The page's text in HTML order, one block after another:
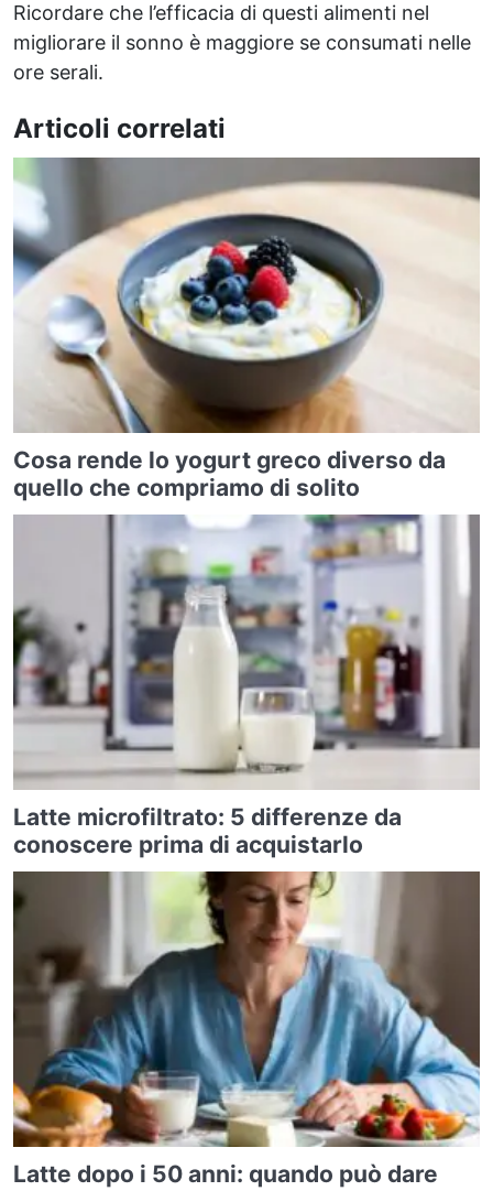
Ricordare che l’efficacia di questi alimenti nel
migliorare il sonno è maggiore se consumati nelle
ore serali.
Articoli correlati
Cosa rende lo yogurt greco diverso da
quello che compriamo di solito
Latte microfiltrato: 5 differenze da
conoscere prima di acquistarlo
Latte dopo i 50 anni: quando può dare